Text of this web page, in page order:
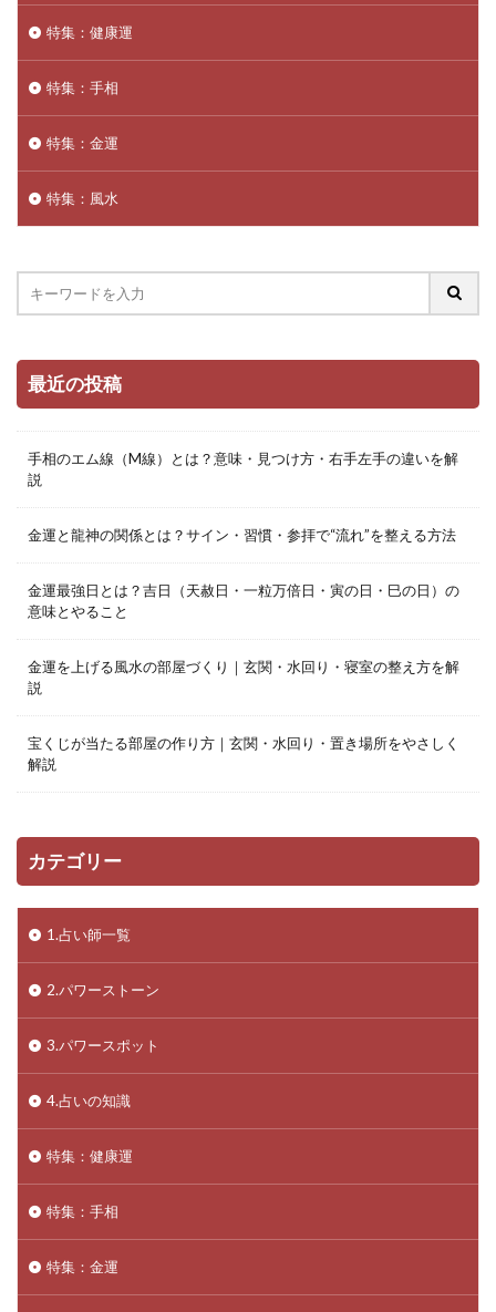
特集：健康運
特集：手相
特集：金運
特集：風水
最近の投稿
手相のエム線（M線）とは？意味・見つけ方・右手左手の違いを解
説
金運と龍神の関係とは？サイン・習慣・参拝で“流れ”を整える方法
金運最強日とは？吉日（天赦日・一粒万倍日・寅の日・巳の日）の
意味とやること
金運を上げる風水の部屋づくり｜玄関・水回り・寝室の整え方を解
説
宝くじが当たる部屋の作り方｜玄関・水回り・置き場所をやさしく
解説
カテゴリー
1.占い師一覧
2.パワーストーン
3.パワースポット
4.占いの知識
特集：健康運
特集：手相
特集：金運